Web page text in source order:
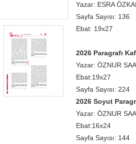
Yazar: ESRA
Sayfa Sayısı: 136
Ebat: 19x27
2026 Paragrafı
Yazar: ÖZNUR
Ebat:19x27
Sayfa Sayısı: 224
2026 Soyut
Yazar: ÖZNUR
Ebat:16x24
Sayfa Sayısı: 144